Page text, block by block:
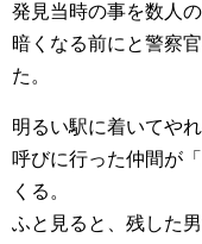
発見当時の事を数人
暗くなる前にと警察
た。
明るい駅に着いてや
呼びに行った仲間が
くる。
ふと見ると、残した